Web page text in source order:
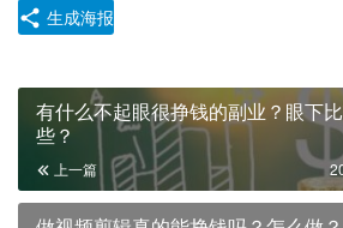
生成海报
有什么不起眼很挣钱的副业？眼下
些？
上一篇